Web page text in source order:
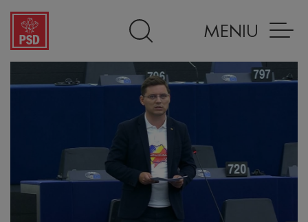
MENIU